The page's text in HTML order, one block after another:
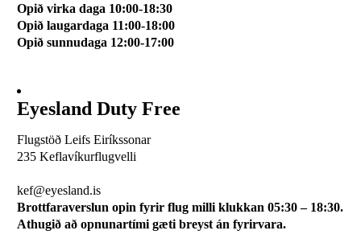
Opið virka daga 10:00-18:30
Opið laugardaga 11:00-18:00
Opið sunnudaga 12:00-17:00
Eyesland Duty Free
Flugstöð Leifs Eiríkssonar
235 Keflavíkurflugvelli
kef@eyesland.is
Brottfaraverslun opin fyrir flug milli klukkan 05:30 – 18:30.
Athugið að opnunartími gæti breyst án fyrirvara.